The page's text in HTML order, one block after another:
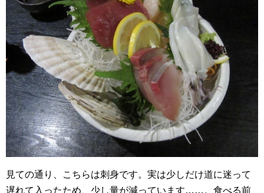
見ての通り、こちらは刺身です。実は少しだけ道に迷って
遅れて入ったため、少し量が減っています……。食べる前